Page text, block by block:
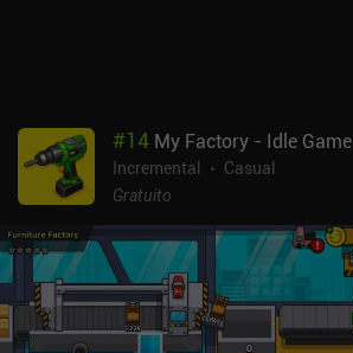
#14 My Factory - Idle Game
Incremental
Casual
Gratuito